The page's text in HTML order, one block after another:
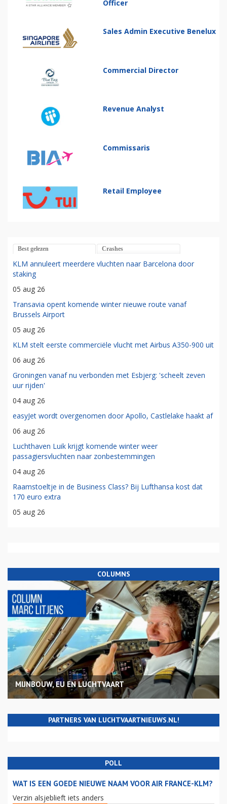
Officer
Sales Admin Executive Benelux
Commercial Director
Revenue Analyst
Commissaris
Retail Employee
Best gelezen Crashes
KLM annuleert meerdere vluchten naar Barcelona door
staking
05 aug 26
Transavia opent komende winter nieuwe route vanaf
Brussels Airport
05 aug 26
KLM stelt eerste commerciële vlucht met Airbus A350-900 uit
06 aug 26
Groningen vanaf nu verbonden met Esbjerg: 'scheelt zeven
uur rijden'
04 aug 26
easyJet wordt overgenomen door Apollo, Castlelake haakt af
06 aug 26
Luchthaven Luik krijgt komende winter weer
passagiersvluchten naar zonbestemmingen
04 aug 26
Raamstoeltje in de Business Class? Bij Lufthansa kost dat
170 euro extra
05 aug 26
COLUMNS
MIJNBOUW, EU EN LUCHTVAART
PARTNERS VAN LUCHTVAARTNIEUWS.NL!
POLL
WAT IS EEN GOEDE NIEUWE NAAM VOOR AIR FRANCE-KLM?
Verzin alsjeblieft iets anders